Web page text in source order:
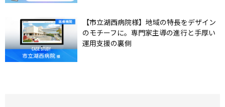
【市立湖西病院様】地域の特長をデザイン
のモチーフに。専門家主導の進行と手厚い
運用支援の裏側